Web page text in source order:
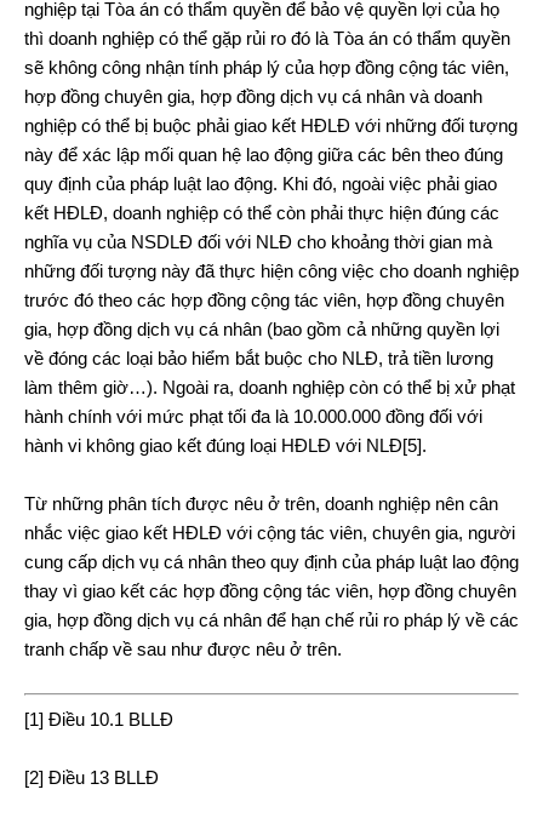
nghiệp tại Tòa án có thẩm quyền để bảo vệ quyền lợi của họ
thì doanh nghiệp có thể gặp rủi ro đó là Tòa án có thẩm quyền
sẽ không công nhận tính pháp lý của hợp đồng cộng tác viên,
hợp đồng chuyên gia, hợp đồng dịch vụ cá nhân và doanh
nghiệp có thể bị buộc phải giao kết HĐLĐ với những đối tượng
này để xác lập mối quan hệ lao động giữa các bên theo đúng
quy định của pháp luật lao động. Khi đó, ngoài việc phải giao
kết HĐLĐ, doanh nghiệp có thể còn phải thực hiện đúng các
nghĩa vụ của NSDLĐ đối với NLĐ cho khoảng thời gian mà
những đối tượng này đã thực hiện công việc cho doanh nghiệp
trước đó theo các hợp đồng cộng tác viên, hợp đồng chuyên
gia, hợp đồng dịch vụ cá nhân (bao gồm cả những quyền lợi
về đóng các loại bảo hiểm bắt buộc cho NLĐ, trả tiền lương
làm thêm giờ…). Ngoài ra, doanh nghiệp còn có thể bị xử phạt
hành chính với mức phạt tối đa là 10.000.000 đồng đối với
hành vi không giao kết đúng loại HĐLĐ với NLĐ[5].
Từ những phân tích được nêu ở trên, doanh nghiệp nên cân
nhắc việc giao kết HĐLĐ với cộng tác viên, chuyên gia, người
cung cấp dịch vụ cá nhân theo quy định của pháp luật lao động
thay vì giao kết các hợp đồng cộng tác viên, hợp đồng chuyên
gia, hợp đồng dịch vụ cá nhân để hạn chế rủi ro pháp lý về các
tranh chấp về sau như được nêu ở trên.
[1] Điều 10.1 BLLĐ
[2] Điều 13 BLLĐ